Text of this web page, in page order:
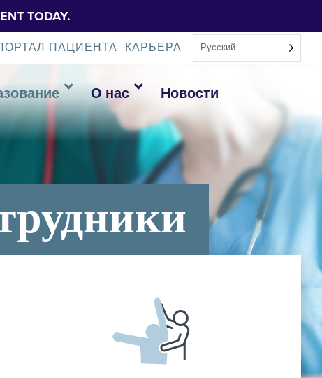
TODAY.
ПАЦИЕНТА КАРЬЕРА Русский
О нас Новости